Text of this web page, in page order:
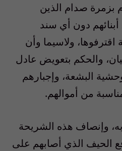
بزمرة صدام الذين
دون أي سند
ولاسيما وأن
والحكم بتعويض عادل
البشعة، وإجبارهم
من أموالهم.
وإنصاف هذه الشريحة
الحيف الذي أصابهم على